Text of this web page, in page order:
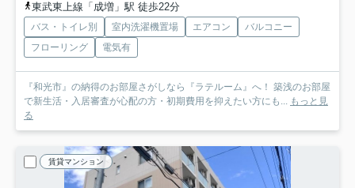
東武東上線「成増」駅 徒歩22分
バス・トイレ別 室内洗濯機置場 エアコン
バルコニー
フローリング
電気有
『和光市』の納得のお部屋さがしなら『ラテルーム』へ！ 築浅のお部屋
で新生活・入居審査が心配の方・初期費用を抑えたい方にも... もっと見
る
賃貸マンション